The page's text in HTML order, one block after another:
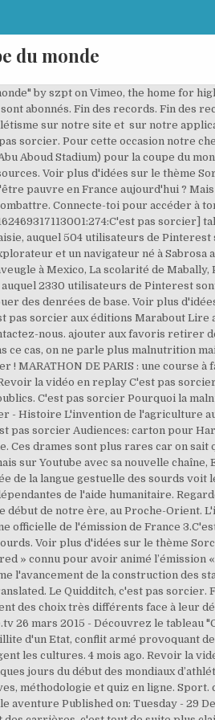
du monde
by szpt on Vimeo, the home for
abonnés. Fin des records. Fin des
sur notre site et sur notre
sorcier. Pour cette occasion notre
Aboud Stadium) pour la coupe du
Voir plus d'idées sur le thème
pauvre en France aujourd'hui ?
Connecte-toi pour accéder à
pas sorcier]
auquel 504 utilisateurs de Pinterest
et un navigateur né à Sabrosa
à Mexico, La scolarité de Mabally,
2330 utilisateurs de Pinterest
des denrées de base. Voir plus
sorcier aux éditions Marabout Lire
nous. ajouter aux favoris retirer
ce cas, on ne parle plus malnutrition
MARATHON DE PARIS : une course
la vidéo en replay C'est pas
C'est pas sorcier Pourquoi la
- Histoire L'invention de l'agriculture
pas sorcier Audiences: carton pour
Ces drames sont plus rares car on sait
sur Youtube avec sa nouvelle
de la langue gestuelle des sourds voit
de l'aide humanitaire.
début de notre ère, au Proche-Orient.
de l'émission de France
Voir plus d'idées sur le thème
» connu pour avoir animé l’émission
l'avancement de la construction des
Le Quidditch, c'est pas
des choix très différents face à leur
26 mars 2015 - Découvrez le tableau
d'un Etat, conflit armé provoquant
les cultures. 4 mois ago. Revoir la
jours du début des mondiaux
méthodologie et quiz en ligne.
aventure Published on: Tuesday - 29